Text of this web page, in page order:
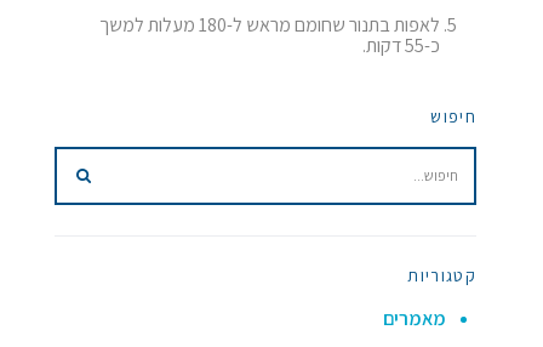
לאפות בתנור שחומם מראש ל-180 מעלות למשך
כ-55 דקות.
חיפוש
קטגוריות
מאמרים